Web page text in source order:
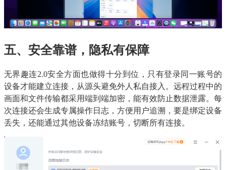
五、安全靠谱，隐私有保障
无界趣连2.0安全方面也做得十分到位，只有登录同一账号的
设备才能建立连接，从源头避免外人私自接入。远程过程中的
画面和文件传输都采用端到端加密，能有效防止数据泄露。每
次连接还会生成专属操作日志，方便用户追溯，要是绑定设备
丢失，还能通过其他设备冻结账号，切断所有连接。